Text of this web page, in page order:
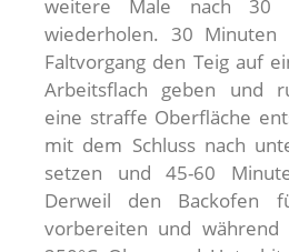
weitere Male nach 30
wiederholen. 30
Faltvorgang den Teig auf
Arbeitsflach geben und
eine straffe Oberfläche
mit dem Schluss nach
setzen und 45-60
Derweil den Backofen
vorbereiten und während